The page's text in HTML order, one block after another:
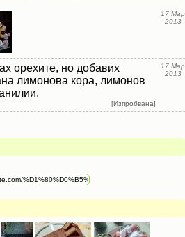
17 Мар
2013
орехите, но добавих
лимонова кора, лимонов
[Изпробвана]
17 Мар
2013